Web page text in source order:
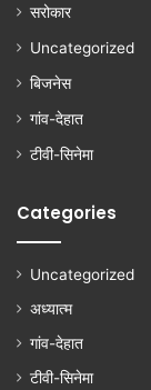
सरोकार
Uncategorized
बिजनेस
गांव-देहात
टीवी-सिनेमा
Categories
Uncategorized
अध्यात्म
गांव-देहात
टीवी-सिनेमा